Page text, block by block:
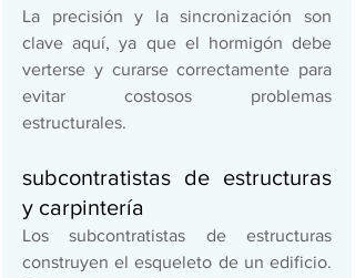
La precisión y la sincronización son
clave aquí, ya que el hormigón debe
verterse y curarse correctamente para
evitar costosos problemas
estructurales.
subcontratistas de estructuras
y carpintería
Los subcontratistas de estructuras
construyen el esqueleto de un edificio.